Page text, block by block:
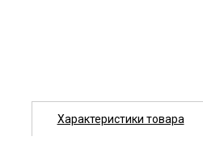
Характеристики товара